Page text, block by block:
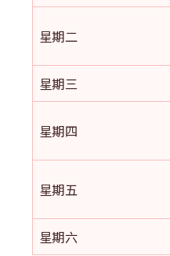
星期二
星期三
星期四
星期五
星期六